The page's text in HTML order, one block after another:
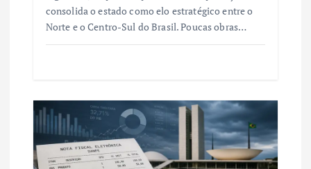
consolida o estado como elo estratégico entre o
Norte e o Centro-Sul do Brasil. Poucas obras…